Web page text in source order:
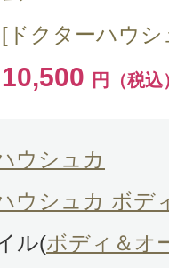
重めのオイル
したような不
[ドクターハウシ
10,500 円（税込
ウシュカ
ウシュカ ボデ
ル(ボディ＆オ